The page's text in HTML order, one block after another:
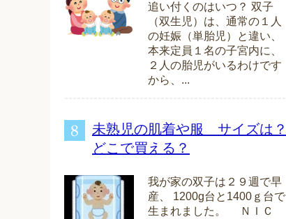
追い付くのはいつ？ 双子
（双生児）は、通常の１人
の妊娠（単胎児）と違い、
本来定員１名の子宮内に、
２人の胎児がいるわけです
から、...
未熟児の肌着や服 サイズは？
どこで買える？
我が家の双子は２９週で早
産、 1200g台と1400ｇ台で
生まれました。 ＮＩＣ